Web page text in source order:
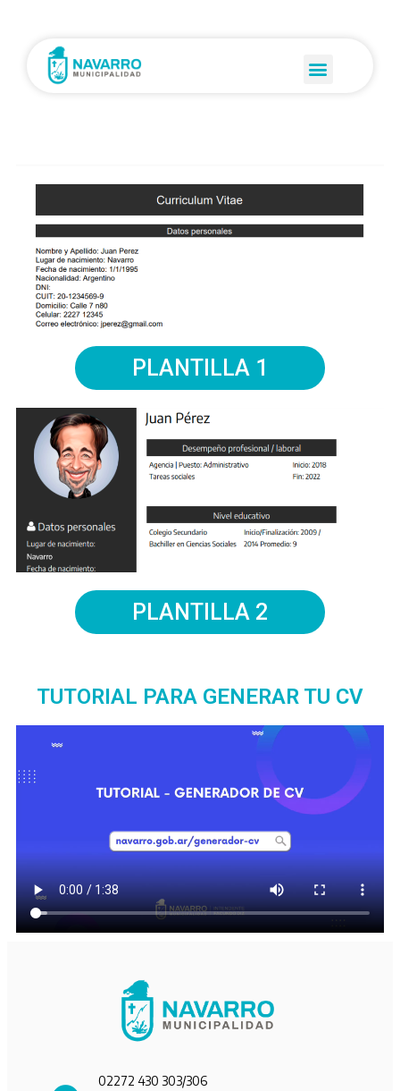
PLANTILLA 1
PLANTILLA 2
TUTORIAL PARA GENERAR TU CV
02272 430 303/306